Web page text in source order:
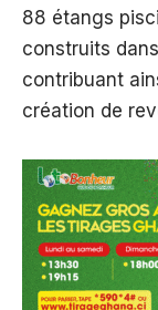
88 étangs
construits
contribuant
création de